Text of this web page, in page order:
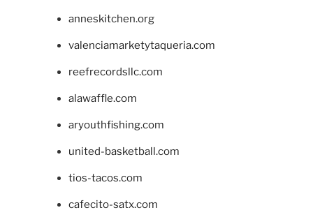
anneskitchen.org
valenciamarketytaqueria.com
reefrecordsllc.com
alawaffle.com
aryouthfishing.com
united-basketball.com
tios-tacos.com
cafecito-satx.com